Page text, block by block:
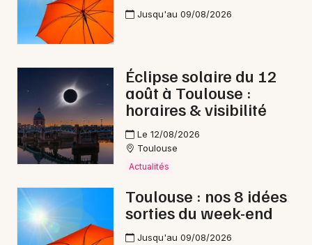
Jusqu'au 09/08/2026
Éclipse solaire du 12
août à Toulouse :
horaires & visibilité
Le 12/08/2026
Toulouse
Actualités
Toulouse : nos 8 idées
sorties du week-end
Jusqu'au 09/08/2026